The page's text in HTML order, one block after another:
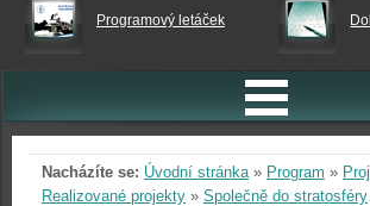
Programový letáček
Nacházíte se: Úvodní stránka» Program »
Realizované projekty » Společně do stratosféry